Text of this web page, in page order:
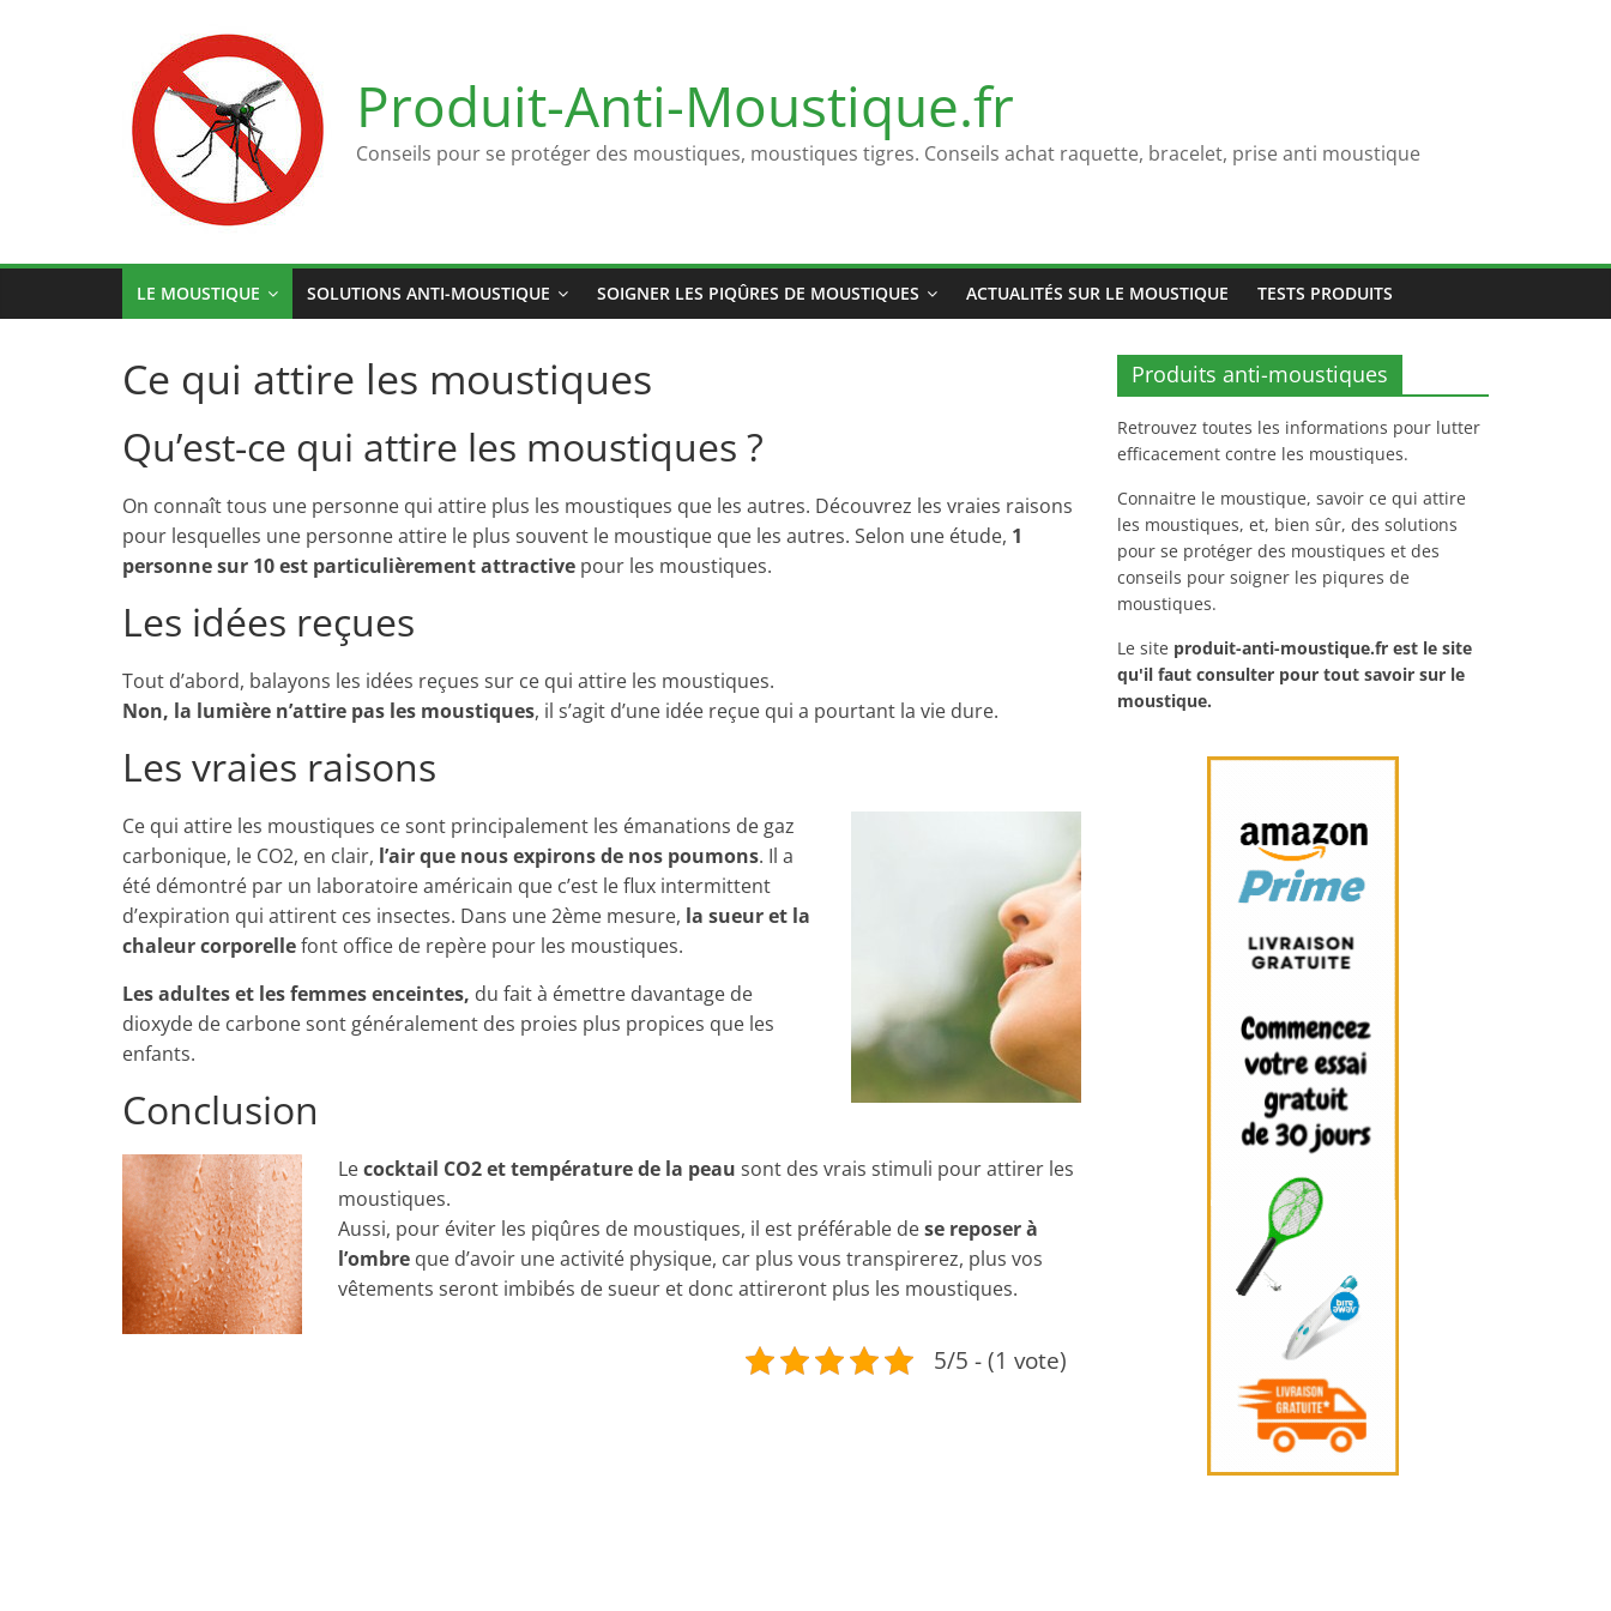
Produit-Anti-Moustique.fr
Conseils pour se protéger des moustiques, moustiques tigres. Conseils achat raquette, bracelet, prise anti moustique
LE MOUSTIQUE SOLUTIONS ANTI-MOUSTIQUE SOIGNER LES PIQÛRES DE MOUSTIQUES ACTUALITÉS SUR LE MOUSTIQUE TESTS PRODUITS
Ce qui attire les moustiques
Qu’est-ce qui attire les moustiques ?
On connaît tous une personne qui attire plus les moustiques que les autres. Découvrez les vraies raisons
pour lesquelles une personne attire le plus souvent le moustique que les autres. Selon une étude, 1
personne sur 10 est particulièrement attractive pour les moustiques.
Les idées reçues
Tout d’abord, balayons les idées reçues sur ce qui attire les moustiques.
Non, la lumière n’attire pas les moustiques, il s’agit d’une idée reçue qui a pourtant la vie dure.
Les vraies raisons
Ce qui attire les moustiques ce sont principalement les émanations de gaz
carbonique, le CO2, en clair, l’air que nous expirons de nos poumons. Il a
été démontré par un laboratoire américain que c’est le flux intermittent
d’expiration qui attirent ces insectes. Dans une 2ème mesure, la sueur et la
chaleur corporellefont office de repère pour les moustiques.
Les adultes et les femmes enceintes, du fait à émettre davantage de
dioxyde de carbone sont généralement des proies plus propices que les
enfants.
Conclusion
Lecocktail CO2 et température de la peau sont des vrais stimuli pour attirer les
moustiques.
Aussi, pour éviter les piqûres de moustiques, il est préférable dese reposer à
l’ombre que d’avoir une activité physique, car plus vous transpirerez, plus vos
vêtements seront imbibés de sueur et donc attireront plus les moustiques.
5/5 - (1 vote)
Produits anti-moustiques
Retrouvez toutes les informations pour lutter
efficacement contre les moustiques.
Connaitre le moustique, savoir ce qui attire
les moustiques, et, bien sûr, des solutions
pour se protéger des moustiques et des
conseils pour soigner les piqures de
moustiques.
Le site produit-anti-moustique.fr est le site
qu'il faut consulter pour tout savoir sur le
moustique.